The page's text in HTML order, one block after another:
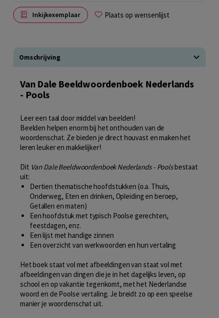
Inkijkexemplaar Plaats op wensenlijst
Omschrijving
Van Dale Beeldwoordenboek Nederlands
- Pools
Leer een taal door middel van beelden!
Beelden helpen enorm bij het onthouden van de
woordenschat. Ze bieden je direct houvast en maken het
leren leuker en makkelijker!
Dit Van Dale Beeldwoordenboek Nederlands - Poolsbestaat
uit:
Dertien thematische hoofdstukken (o.a. Thuis,
Onderweg, Eten en drinken, Opleiding en beroep,
Getallen en maten)
Een hoofdstuk met typisch Poolse gerechten,
feestdagen, enz.
Een lijst met handige zinnen
Een overzicht van werkwoorden en hun vertaling
Het boek staat vol met afbeeldingen van staat vol met
afbeeldingen van dingen die je in het dagelijks leven, op
school en op vakantie tegenkomt, met het Nederlandse
woord en de Poolse vertaling. Je breidt zo op een speelse
manier je woordenschat uit.